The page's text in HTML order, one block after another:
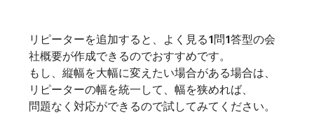
リピーターを追加すると、よく見る1問1答型の会
社概要が作成できるのでおすすめです。
もし、縦幅を大幅に変えたい場合がある場合は、
リピーターの幅を統一して、幅を狭めれば、
問題なく対応ができるので試してみてください。